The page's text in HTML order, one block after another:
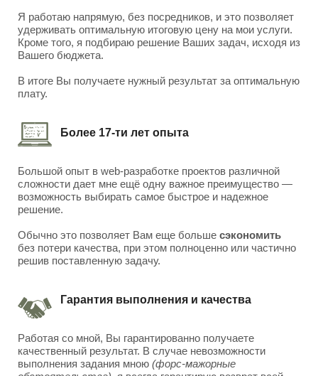
Я работаю напрямую, без посредников, и это позволяет
удерживать оптимальную итоговую цену на мои услуги.
Кроме того, я подбираю решение Ваших задач, исходя из
Вашего бюджета.
В итоге Вы получаете нужный результат за оптимальную
плату.
Более 17-ти лет опыта
Большой опыт в web-разработке проектов различной
сложности дает мне ещё одну важное преимущество —
возможность выбирать самое быстрое и надежное
решение.
Обычно это позволяет Вам еще больше сэкономить
без потери качества, при этом полноценно или частично
решив поставленную задачу.
Гарантия выполнения и качества
Работая со мной, Вы гарантированно получаете
качественный результат. В случае невозможности
выполнения задания мною (форс-мажорные